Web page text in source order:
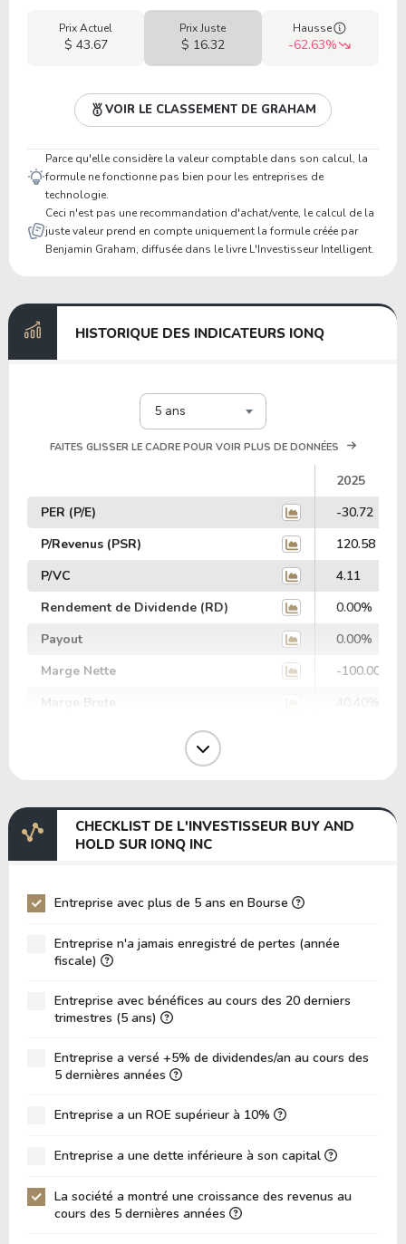
Prix Actuel
$ 43.67
Prix Juste
$ 16.32
Hausse
-62.63%
VOIR LE CLASSEMENT DE GRAHAM
Parce qu'elle considère la valeur comptable dans son calcul, la
formule ne fonctionne pas bien pour les entreprises de
technologie.
Ceci n'est pas une recommandation d'achat/vente, le calcul de la
juste valeur prend en compte uniquement la formule créée par
Benjamin Graham, diffusée dans le livre L'Investisseur Intelligent.
HISTORIQUE DES INDICATEURS IONQ
5 ans
FAITES GLISSER LE CADRE POUR VOIR PLUS DE DONNÉES
2025
PER (P/E)
-30.72
P/Revenus (PSR)
120.58
P/VC
4.11
Rendement de Dividende (RD)
0.00%
Payout
0.00%
Marge Nette
-100.00%
Marge Brute
40.40%
EV/EBITDA
-53.35
EV/EBIT
P/EBITDA
P/Actif Total
LPA (Bénéfice par Action)
Rotation des Actifs
0.009420
ROE
ROIC (RETOUR SUR CAPITAL INVESTI)
ROA (Retour sur Actifs)
Dette Nette / EBITDA
CHECKLIST DE L'INVESTISSEUR BUY AND
HOLD SUR IONQ INC
Entreprise avec plus de 5 ans en Bourse
Entreprise n'a jamais enregistré de pertes (année
fiscale)
Entreprise avec bénéfices au cours des 20 derniers
trimestres (5 ans)
Entreprise a versé +5% de dividendes/an au cours des
5 dernières années
Entreprise a un ROE supérieur à 10%
Entreprise a une dette inférieure à son capital
La société a montré une croissance des revenus au
cours des 5 dernières années